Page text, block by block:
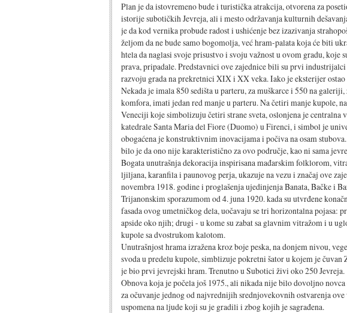
Plan je da istovremeno bude i turistička atrakcija, otvorena za
istorije subotičkih Jevreja, ali i mesto održavanja kulturnih
je da kod vernika probude radost i ushićenje bez izazivanja
željom da ne bude samo bogomolja, već hram-palata koja će biti
htela da naglasi svoje prisustvo i svoju važnost u ovom gradu,
prava, pripadale. Predstavnici ove zajednice bili su prvi
razvoju grada na prekretnici XIX i XX veka. Iako je eksterijer
Nekada je imala 850 sedišta u parteru, za muškarce i 550 na
komfora, imati jedan red manje u parteru. Na četiri manje kupole,
Veneciji koje simbolizuju četiri strane sveta, oslonjena je centralna
katedrale Santa Maria del Fiore (Duomo) u Firenci, i simbol je
obogaćena je konstruktivnim inovacijama i počiva na osam
bilo je da ono nije karakteristično za ovo područje, kao ni sama
Bogata unutrašnja dekoracija inspirisana mađarskim folklorom,
ljiljana, karanfila i paunovog perja, ukazuje na vezu i značaj ove
novembra 1918. godine i proglašenja ujedinjenja Banata, Bačke i
Trijanonskim sporazumom od 4. juna 1920. kada su utvrđene
fasada ovog umetničkog dela, uočavaju se tri horizontalna pojasa:
apside oko njih; drugi - u kome su zabat sa glavnim vitražom i u
kupole sa dvostrukom kalotom.
Unutrašnjost hrama izražena kroz boje peska, na donjem nivou,
svoda u predelu kupole, simblizuje pokretni šator u kojem je čuvan
je bio prvi jevrejski hram. Trenutno u Subotici živi oko 250 Jevreja.
Obnova koja je počela još 1975., ali nikada nije bilo dovoljno novca
za očuvanje jednog od najvrednijih srednjovekovnih ostvarenja
uspomena na ljude koji su je gradili i zbog kojih je sagrađena.